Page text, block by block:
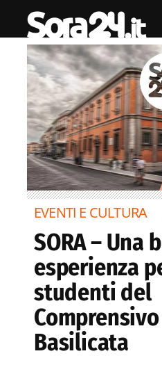
EVENTI E CULTURA
SORA – Una
esperienza
studenti del
Basilicata